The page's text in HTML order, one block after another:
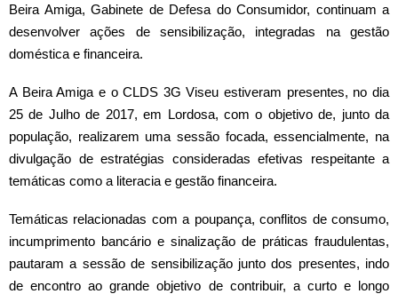
Beira Amiga, Gabinete de Defesa do Consumidor, continuam a
desenvolver ações de sensibilização, integradas na gestão
doméstica e financeira.
A Beira Amiga e o CLDS 3G Viseu estiveram presentes, no dia
25 de Julho de 2017, em Lordosa, com o objetivo de, junto da
população, realizarem uma sessão focada, essencialmente, na
divulgação de estratégias consideradas efetivas respeitante a
temáticas como a literacia e gestão financeira.
Temáticas relacionadas com a poupança, conflitos de consumo,
incumprimento bancário e sinalização de práticas fraudulentas,
pautaram a sessão de sensibilização junto dos presentes, indo
de encontro ao grande objetivo de contribuir, a curto e longo